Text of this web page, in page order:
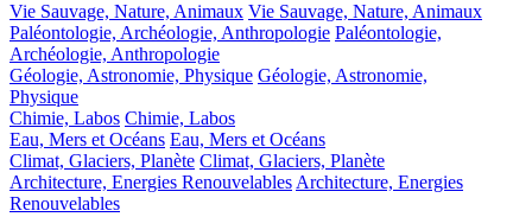
Vie Sauvage, Nature, Animaux Vie Sauvage, Nature, Animaux
Paléontologie, Archéologie, Anthropologie Paléontologie,
Archéologie, Anthropologie
Géologie, Astronomie, Physique Géologie, Astronomie,
Physique
Chimie, Labos Chimie, Labos
Eau, Mers et Océans Eau, Mers et Océans
Climat, Glaciers, Planète Climat, Glaciers, Planète
Architecture, Energies RenouvelablesArchitecture, Energies
Renouvelables